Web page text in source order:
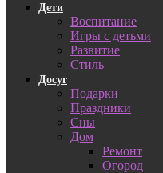
Дети
Воспитание
Игры с детьми
Развитие
Стиль
Досуг
Подарки
Праздники
Сны
Дом
Ремонт
Огород